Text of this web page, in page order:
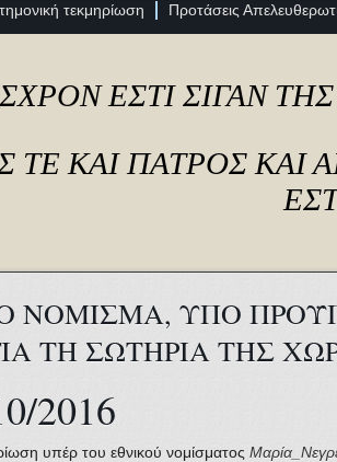
τεκμηρίωση Προτάσεις
ΕΣΤΙ ΣΙΓΑΝ
ΤΕ ΚΑΙ ΠΑΤΡΟΣ ΚΑΙ
ΝΟΜΙΣΜΑ, ΥΠΟ
ΤΗ ΣΩΤΗΡΙΑ ΤΗΣ
2016
υπέρ του εθνικού νομίσματος